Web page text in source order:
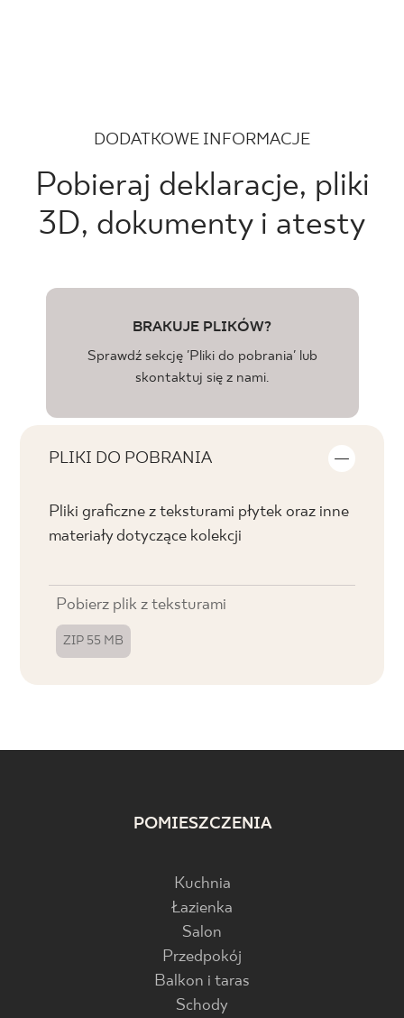
DODATKOWE INFORMACJE
Pobieraj deklaracje, pliki
3D, dokumenty i atesty
BRAKUJE PLIKÓW?
Sprawdź sekcję 'Pliki do pobrania' lub
skontaktuj się z nami.
PLIKI DO POBRANIA
Pliki graficzne z teksturami płytek oraz inne
materiały dotyczące kolekcji
Pobierz plik z teksturami
ZIP 55 MB
POMIESZCZENIA
Kuchnia
Łazienka
Salon
Przedpokój
Balkon i taras
Schody